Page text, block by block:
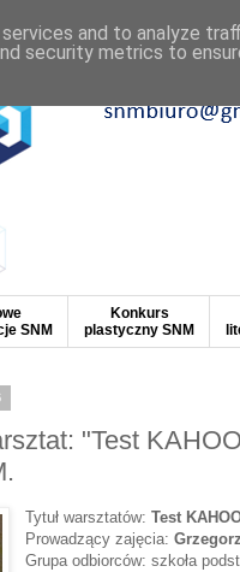
SNM
Konkurs
plastyczny SNM
"Test
Tytuł warsztatów:Test
Prowadzący zajęcia:
Grupa odbiorców: szkoła
and to analyze
security metrics to